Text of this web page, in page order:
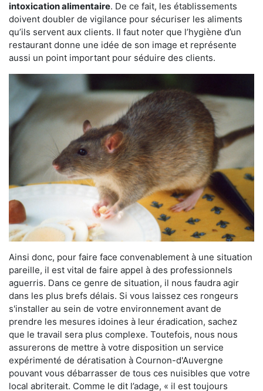
intoxication alimentaire. De ce fait, les établissements
doivent doubler de vigilance pour sécuriser les aliments
qu’ils servent aux clients. Il faut noter que l’hygiène d’un
restaurant donne une idée de son image et représente
aussi un point important pour séduire des clients.
Ainsi donc, pour faire face convenablement à une situation
pareille, il est vital de faire appel à des professionnels
aguerris. Dans ce genre de situation, il nous faudra agir
dans les plus brefs délais. Si vous laissez ces rongeurs
s'installer au sein de votre environnement avant de
prendre les mesures idoines à leur éradication, sachez
que le travail sera plus complexe. Toutefois, nous nous
assurerons de mettre à votre disposition un service
expérimenté de dératisation à Cournon-d'Auvergne
pouvant vous débarrasser de tous ces nuisibles que votre
local abriterait. Comme le dit l’adage, « il est toujours